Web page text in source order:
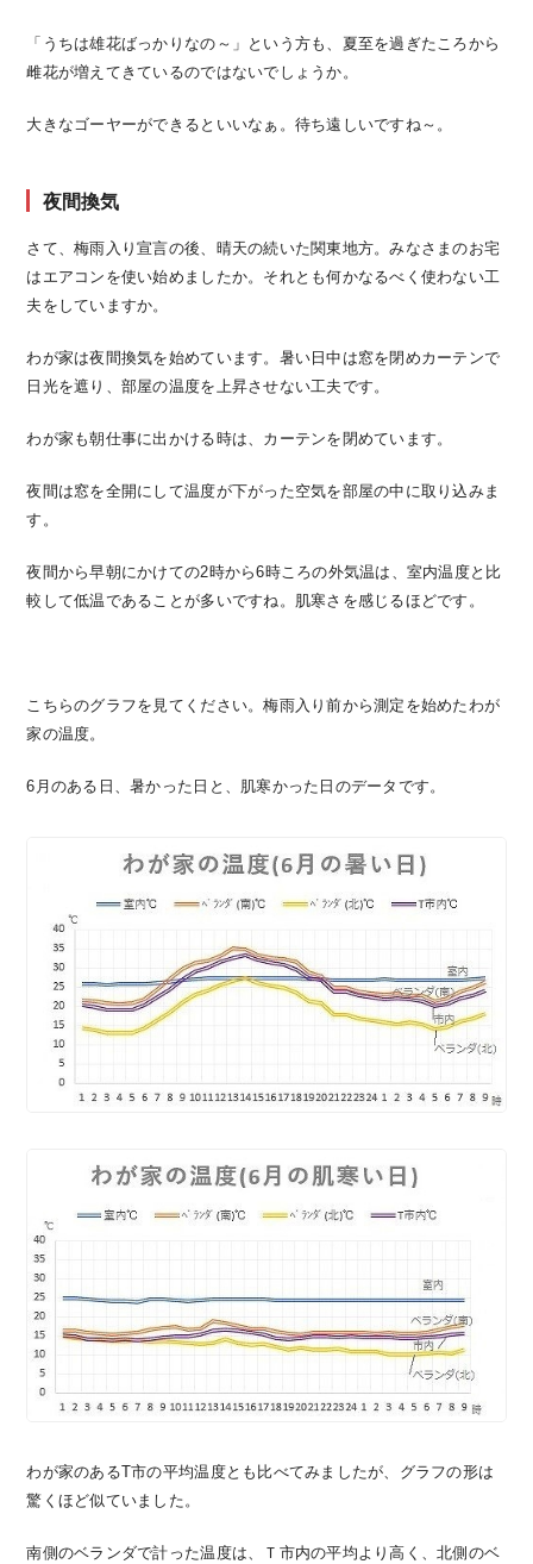
「うちは雄花ばっかりなの～」という方も、夏至を過ぎたころから
雌花が増えてきているのではないでしょうか。
大きなゴーヤーができるといいなぁ。待ち遠しいですね～。
夜間換気
さて、梅雨入り宣言の後、晴天の続いた関東地方。みなさまのお宅
はエアコンを使い始めましたか。それとも何かなるべく使わない工
夫をしていますか。
わが家は夜間換気を始めています。暑い日中は窓を閉めカーテンで
日光を遮り、部屋の温度を上昇させない工夫です。
わが家も朝仕事に出かける時は、カーテンを閉めています。
夜間は窓を全開にして温度が下がった空気を部屋の中に取り込みま
す。
夜間から早朝にかけての2時から6時ころの外気温は、室内温度と比
較して低温であることが多いですね。肌寒さを感じるほどです。
こちらのグラフを見てください。梅雨入り前から測定を始めたわが
家の温度。
6月のある日、暑かった日と、肌寒かった日のデータです。
わが家のあるT市の平均温度とも比べてみましたが、グラフの形は
驚くほど似ていました。
南側のベランダで計った温度は、Ｔ市内の平均より高く、北側のベ